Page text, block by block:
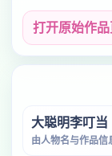
打开原始作
大聪明李叮当
由人物名与作品信